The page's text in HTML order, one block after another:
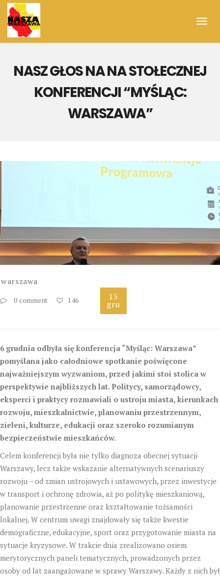
NASZ GŁOS NA NA STOŁECZNEJ
KONFERENCJI “MYŚLĄC:
WARSZAWA”
warszawa
0 comment 146 15
gru
6 grudnia odbyła się konferencja “Myśląc: Warszawa”
pomyślana jako całodniowe spotkanie poświęcone
najważniejszym wyzwaniom, przed jakimi stoi stolica w
perspektywie najbliższych lat. Politycy, samorządowcy,
eksperci i praktycy rozmawiali o ustroju miasta, kierunkach
rozwoju, mieszkalnictwie, planowaniu przestrzennym,
zieleni, kulturze, edukacji oraz szeroko rozumianym
bezpieczeństwie mieszkańców.
Celem konferencji była nie tylko diagnoza obecnej sytuacji
Warszawy, lecz także wskazanie alternatywnych scenariuszy
rozwoju – od zmian ustrojowych i ustawowych, przez inwestycje
w transport i ochronę zdrowia, aż po politykę mieszkaniową,
planowanie przestrzenne oraz kształtowanie tożsamości
lokalnej. W centrum uwagi znajdowały się także kwestie
demograficzne, edukacyjne, sport oraz przygotowanie miasta na
sytuacje kryzysowe. W trakcie dnia zrealizowano osiem
merytorycznych paneli tematycznych, prowadzonych przez
osoby od lat zaangażowane w sprawy Warszawy. Każdy z nich był